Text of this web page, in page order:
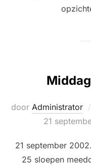
door Administrator
21
21 september
25 sloepen